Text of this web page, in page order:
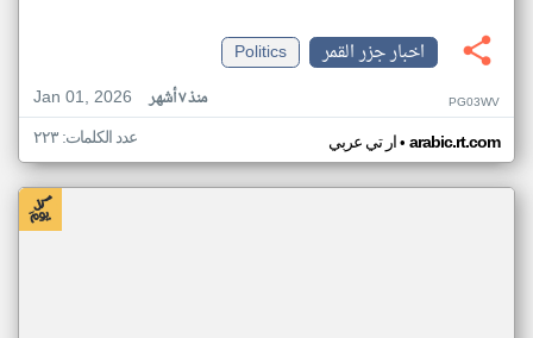
اخبار جزر القمر
Politics
Jan 01, 2026
منذ ٧ أشهر PG03WV
ار تي عربي• arabic.rt.com عدد الكلمات: ٢٢٣